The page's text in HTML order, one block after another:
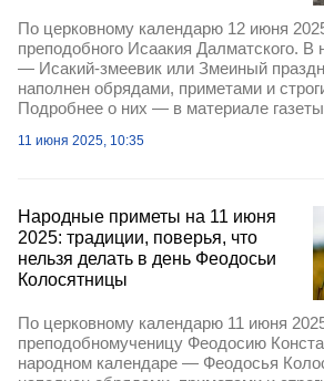
По церковному календарю 12 июня
преподобного Исаакия Далматского. В
— Исакий-змеевик или Змеиный
наполнен обрядами, приметами и
Подробнее о них — в материале
11 июня 2025, 10:35
Народные приметы на 11 июня
2025: традиции, поверья, что
нельзя делать в день Феодосьи
Колосятницы
По церковному календарю 11 июня
преподобномученицу Феодосию
народном календаре — Феодосья